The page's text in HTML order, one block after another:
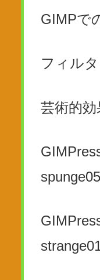
GIMPで
フィル
芸術的